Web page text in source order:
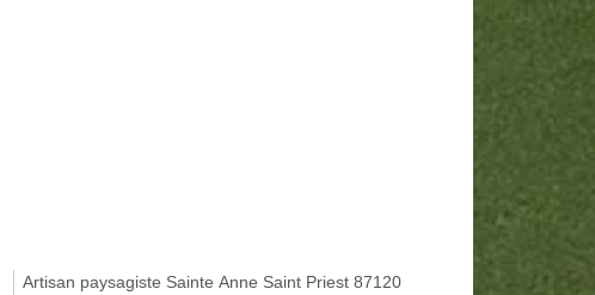
Artisan paysagiste Sainte Anne Saint Priest 87120